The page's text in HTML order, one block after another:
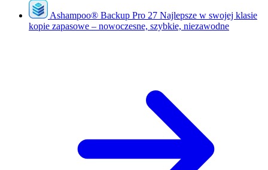
Ashampoo® Backup Pro 27 Najlepsze w swojej klasie
kopie zapasowe – nowoczesne, szybkie, niezawodne